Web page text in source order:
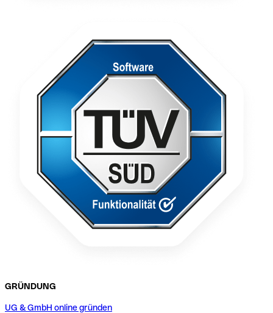
GRÜNDUNG
UG & GmbH online gründen